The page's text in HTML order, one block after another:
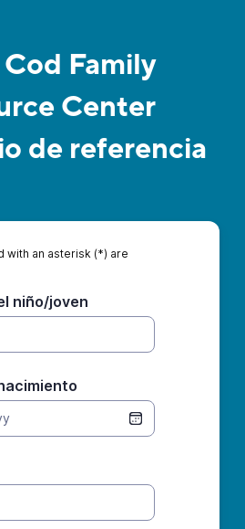
Family
Center
de referencia
with an asterisk (*) are
niño/joven